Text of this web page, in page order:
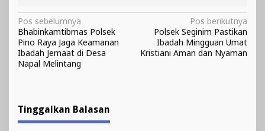
Navigasi
pos
Pos sebelumnya
Bhabinkamtibmas Polsek
Pino Raya Jaga Keamanan
Ibadah Jemaat di Desa
Napal Melintang
Pos berikutnya
Polsek Seginim Pastikan
Ibadah Mingguan Umat
Kristiani Aman dan Nyaman
Tinggalkan Balasan